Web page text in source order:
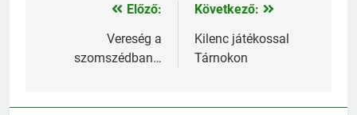
Bejegyzés
navigáció
Előző:
Vereség a
szomszédban…
Következő:
Kilenc játékossal
Tárnokon